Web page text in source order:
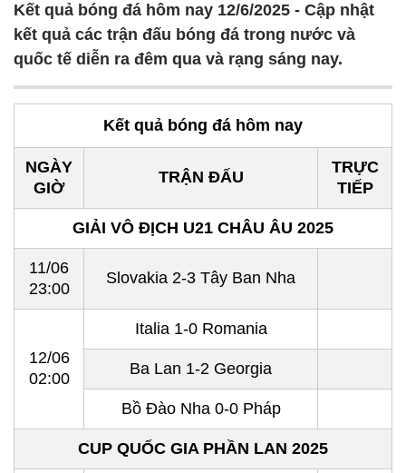
Kết quả bóng đá hôm nay 12/6/2025 - Cập nhật
kết quả các trận đấu bóng đá trong nước và
quốc tế diễn ra đêm qua và rạng sáng nay.
Kết quả bóng đá hôm nay
NGÀY
GIỜ
TRẬN ĐẤU
TRỰC
TIẾP
GIẢI VÔ ĐỊCH U21 CHÂU ÂU 2025
11/06
23:00
Slovakia 2-3 Tây Ban Nha
12/06
02:00
Italia 1-0 Romania
Ba Lan 1-2 Georgia
Bồ Đào Nha 0-0 Pháp
CUP QUỐC GIA PHẦN LAN 2025